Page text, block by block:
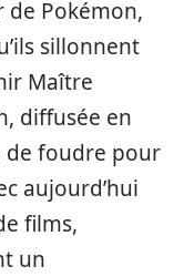
de Pokémon,
sillonnent
Maître
diffusée en
de foudre pour
aujourd’hui
films,
un